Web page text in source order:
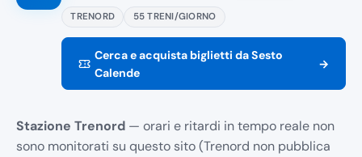
TRENORD 55 TRENI/GIORNO
Cerca e acquista biglietti da Sesto
Calende
→
Stazione Trenord — orari e ritardi in tempo reale non
sono monitorati su questo sito (Trenord non pubblica